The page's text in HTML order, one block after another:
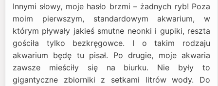
Innymi słowy, moje hasło brzmi – żadnych ryb! Poza
moim pierwszym, standardowym akwarium, w
którym pływały jakieś smutne neonki i gupiki, reszta
gościła tylko bezkręgowce. I o takim rodzaju
akwarium będę tu pisał. Po drugie, moje akwaria
zawsze mieściły się na biurku. Nie były to
gigantyczne zbiorniki z setkami litrów wody. Do